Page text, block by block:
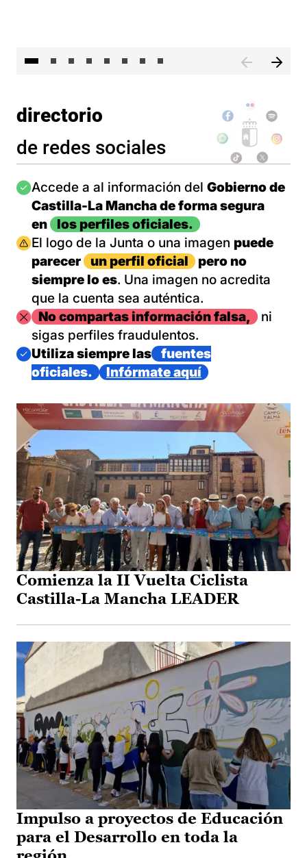
directorio
de redes sociales
Imagen
Accede a al información del Gobierno de
Castilla-La Mancha de forma segura
en
los perfiles oficiales.
Imagen
El logo de la Junta o una imagen puede
parecer
un perfil oficial
pero no
siempre lo es. Una imagen no acredita
que la cuenta sea auténtica.
ImagenNo compartas información falsa,
ni
sigas perfiles fraudulentos.
Imagen
Utiliza siempre las
fuentes
oficiales.
Infórmate aquí
Comienza la II Vuelta Ciclista
Castilla-La Mancha LEADER
Impulso a proyectos de Educación
para el Desarrollo en toda la